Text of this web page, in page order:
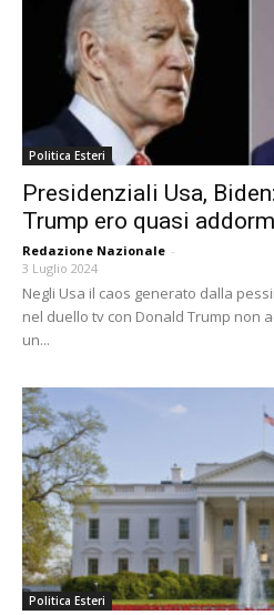
Politica Esteri
Presidenziali Usa,
Trump ero quasi
Redazione Nazionale -
3 Luglio 2024
Negli Usa il caos generato dalla
nel duello tv con Donald Trump non
un...
Politica Esteri